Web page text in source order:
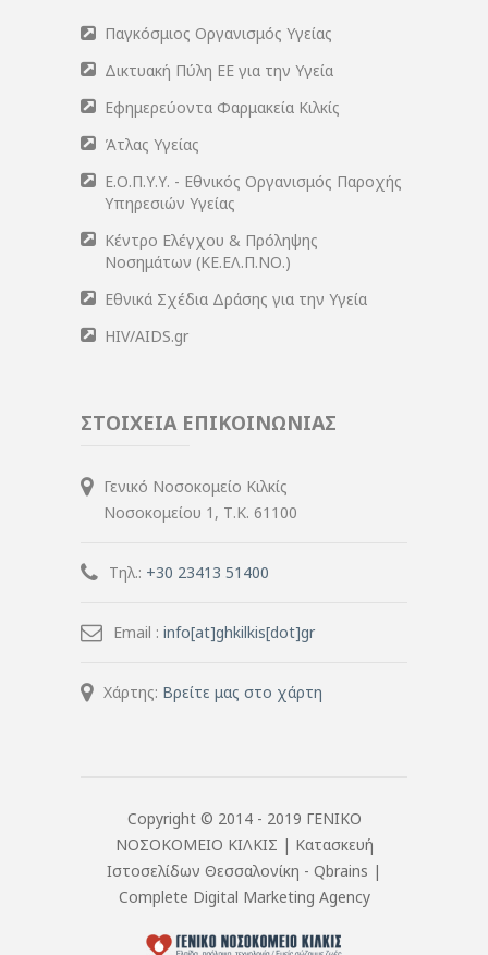
Παγκόσμιος Οργανισμός Υγείας
Δικτυακή Πύλη ΕΕ για την Υγεία
Εφημερεύοντα Φαρμακεία Κιλκίς
Άτλας Υγείας
Ε.Ο.Π.Υ.Υ. - Εθνικός Οργανισμός Παροχής
Υπηρεσιών Υγείας
Κέντρο Ελέγχου & Πρόληψης
Νοσημάτων (ΚΕ.ΕΛ.Π.ΝΟ.)
Εθνικά Σχέδια Δράσης για την Υγεία
HIV/AIDS.gr
ΣΤΟΙΧΕΙΑ ΕΠΙΚΟΙΝΩΝΙΑΣ
Γενικό Νοσοκομείο Κιλκίς
Νοσοκομείου 1, Τ.Κ. 61100
Τηλ.: +30 23413 51400
Email : info[at]ghkilkis[dot]gr
Χάρτης: Βρείτε μας στο χάρτη
Copyright © 2014 - 2019 ΓΕΝΙΚΟ
ΝΟΣΟΚΟΜΕΙΟ ΚΙΛΚΙΣ | Κατασκευή
Ιστοσελίδων Θεσσαλονίκη - Qbrains |
Complete Digital Marketing Agency